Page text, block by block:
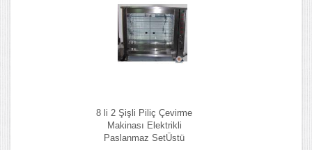
8 li 2 Şişli Piliç Çevirme
Makinası Elektrikli
Paslanmaz SetÜstü